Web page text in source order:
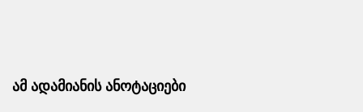
ამ ადამიანის ანოტაციები